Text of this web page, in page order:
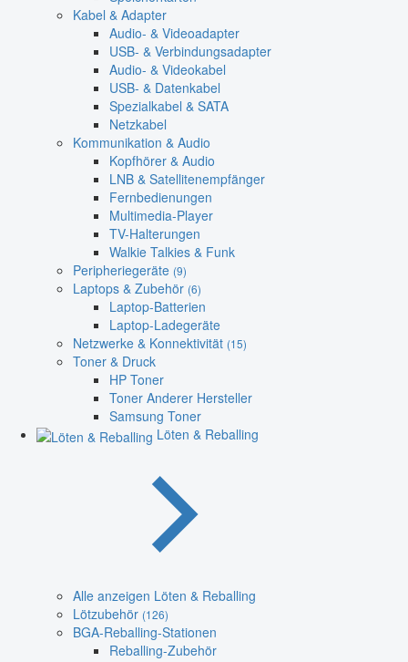
Kabel & Adapter
Audio- & Videoadapter
USB- & Verbindungsadapter
Audio- & Videokabel
USB- & Datenkabel
Spezialkabel & SATA
Netzkabel
Kommunikation & Audio
Kopfhörer & Audio
LNB & Satellitenempfänger
Fernbedienungen
Multimedia-Player
TV-Halterungen
Walkie Talkies & Funk
Peripheriegeräte (9)
Laptops & Zubehör (6)
Laptop-Batterien
Laptop-Ladegeräte
Netzwerke & Konnektivität (15)
Toner & Druck
HP Toner
Toner Anderer Hersteller
Samsung Toner
Löten & Reballing
Alle anzeigen Löten & Reballing
Lötzubehör (126)
BGA-Reballing-Stationen
Reballing-Zubehör